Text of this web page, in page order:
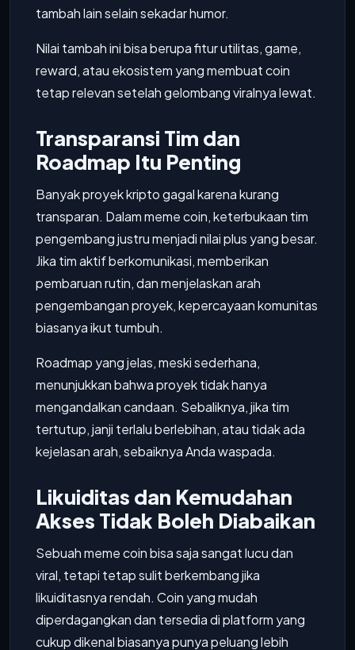
tambah lain selain sekadar humor.
Nilai tambah ini bisa berupa fitur utilitas, game,
reward, atau ekosistem yang membuat coin
tetap relevan setelah gelombang viralnya lewat.
Transparansi Tim dan
Roadmap Itu Penting
Banyak proyek kripto gagal karena kurang
transparan. Dalam meme coin, keterbukaan tim
pengembang justru menjadi nilai plus yang besar.
Jika tim aktif berkomunikasi, memberikan
pembaruan rutin, dan menjelaskan arah
pengembangan proyek, kepercayaan komunitas
biasanya ikut tumbuh.
Roadmap yang jelas, meski sederhana,
menunjukkan bahwa proyek tidak hanya
mengandalkan candaan. Sebaliknya, jika tim
tertutup, janji terlalu berlebihan, atau tidak ada
kejelasan arah, sebaiknya Anda waspada.
Likuiditas dan Kemudahan
Akses Tidak Boleh Diabaikan
Sebuah meme coin bisa saja sangat lucu dan
viral, tetapi tetap sulit berkembang jika
likuiditasnya rendah. Coin yang mudah
diperdagangkan dan tersedia di platform yang
cukup dikenal biasanya punya peluang lebih